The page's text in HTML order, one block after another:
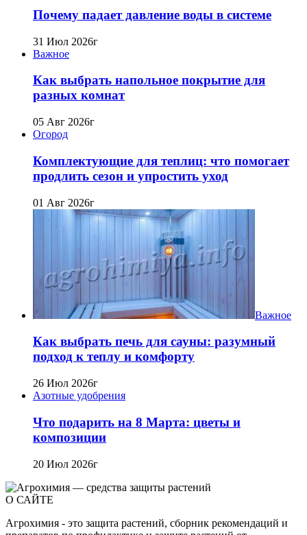
Почему падает давление воды в системе
31 Июл 2026г
Важное
Как выбрать напольное покрытие для
разных комнат
05 Авг 2026г
Огород
Комплектующие для теплиц: что помогает
продлить сезон и упростить уход
01 Авг 2026г
Важное
Как выбрать печь для сауны: разумный
подход к теплу и комфорту
26 Июл 2026г
Азотные удобрения
Что подарить на 8 Марта: цветы и
композиции
20 Июл 2026г
О САЙТЕ
Агрохимия - это защита растений, сборник рекомендаций и